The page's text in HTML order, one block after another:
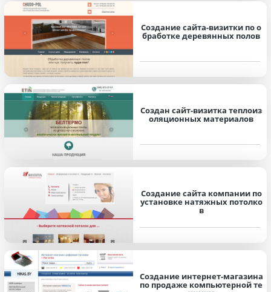
Создание сайта-визитки по о
бработке деревянных полов
Создан сайт-визитка теплоиз
оляционных материалов
Создание сайта компании по
установке натяжных потолко
в
Создание интернет-магазина
по продаже компьютерной те